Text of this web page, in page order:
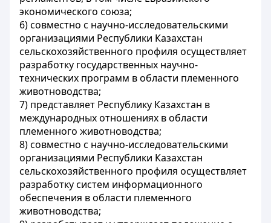
экономического союза;
6) совместно с научно-исследовательскими
организациями Республики Казахстан
сельскохозяйственного профиля осуществляет
разработку государственных научно-
технических программ в области племенного
животноводства;
7) представляет Республику Казахстан в
международных отношениях в области
племенного животноводства;
8) совместно с научно-исследовательскими
организациями Республики Казахстан
сельскохозяйственного профиля осуществляет
разработку систем информационного
обеспечения в области племенного
животноводства;